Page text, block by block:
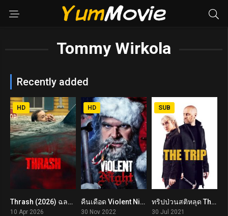
Tommy Wirkola
Recently added
5.4
HD
Thrash (2026) ฉลามคลั่ง ทะเลเดือด
10 Apr 2026
6.7
HD
คืนเดือด Violent Night (2022)
30 Nov 2022
7.5
SUB
ทริปป่วนสติหลุด The Trip (2021)
30 Jul 2021